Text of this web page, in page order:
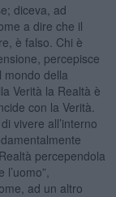
diceva, ad
a dire che il
è falso. Chi è
percepisce
mondo della
Verità la Realtà è
con la Verità.
vivere all’interno
percependola
ad un altro